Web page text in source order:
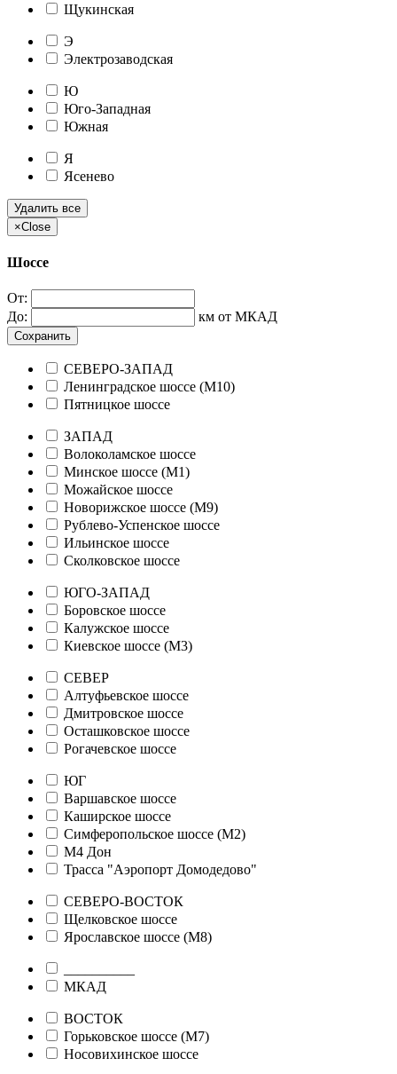
Щукинская
Э
Электрозаводская
Ю
Юго-Западная
Южная
Я
Ясенево
Удалить все
×Close
Шоссе
От:
До:
км от МКАД
Сохранить
СЕВЕРО-ЗАПАД
Ленинградское шоссе (М10)
Пятницкое шоссе
ЗАПАД
Волоколамское шоссе
Минское шоссе (М1)
Можайское шоссе
Новорижское шоссе (М9)
Рублево-Успенское шоссе
Ильинское шоссе
Сколковское шоссе
ЮГО-ЗАПАД
Боровское шоссе
Калужское шоссе
Киевское шоссе (М3)
СЕВЕР
Алтуфьевское шоссе
Дмитровское шоссе
Осташковское шоссе
Рогачевское шоссе
ЮГ
Варшавское шоссе
Каширское шоссе
Симферопольское шоссе (М2)
М4 Дон
Трасса "Аэропорт Домодедово"
СЕВЕРО-ВОСТОК
Щелковское шоссе
Ярославское шоссе (М8)
МКАД
ВОСТОК
Горьковское шоссе (М7)
Носовихинское шоссе